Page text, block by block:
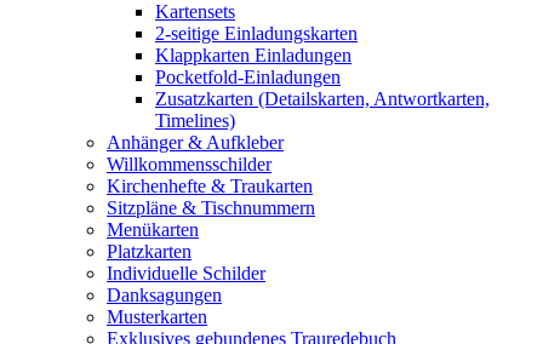
Kartensets
2-seitige Einladungskarten
Klappkarten Einladungen
Pocketfold-Einladungen
Zusatzkarten (Detailskarten, Antwortkarten,
Timelines)
Anhänger & Aufkleber
Willkommensschilder
Kirchenhefte & Traukarten
Sitzpläne & Tischnummern
Menükarten
Platzkarten
Individuelle Schilder
Danksagungen
Musterkarten
Exklusives gebundenes Trauredebuch